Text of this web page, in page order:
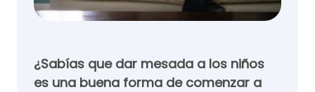
¿Sabías que dar mesada a los niños
es una buena forma de comenzar a